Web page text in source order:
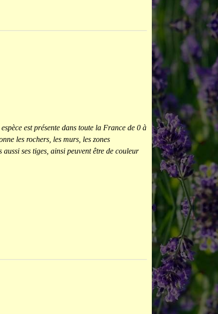
est présente dans toute la France de 0 à
les rochers, les murs, les zones
ses tiges, ainsi peuvent être de couleur